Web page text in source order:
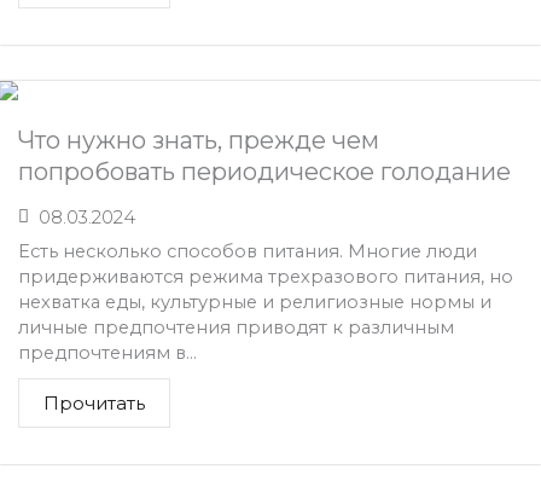
Что нужно знать, прежде чем
попробовать периодическое голодание
08.03.2024
Есть несколько способов питания. Многие люди
придерживаются режима трехразового питания, но
нехватка еды, культурные и религиозные нормы и
личные предпочтения приводят к различным
предпочтениям в...
Прочитать